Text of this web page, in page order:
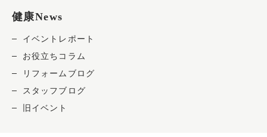
健康News
イベントレポート
お役立ちコラム
リフォームブログ
スタッフブログ
旧イベント